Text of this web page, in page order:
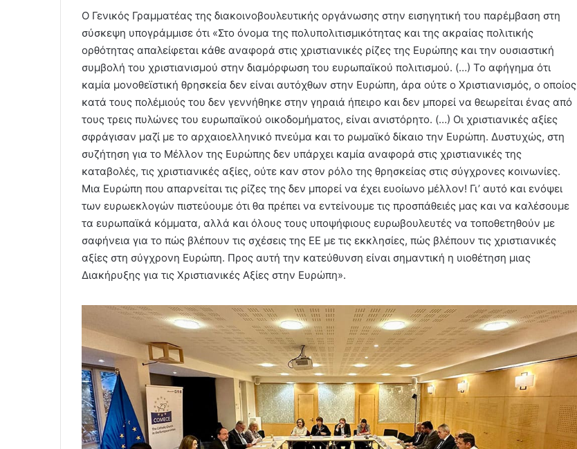
Ο Γενικός Γραμματέας της διακοινοβουλευτικής οργάνωσης στην εισηγητική του παρέμβαση στη
σύσκεψη υπογράμμισε ότι «Στο όνομα της πολυπολιτισμικότητας και της ακραίας πολιτικής
ορθότητας απαλείφεται κάθε αναφορά στις χριστιανικές ρίζες της Ευρώπης και την ουσιαστική
συμβολή του χριστιανισμού στην διαμόρφωση του ευρωπαϊκού πολιτισμού. (…) Το αφήγημα ότι
καμία μονοθεϊστική θρησκεία δεν είναι αυτόχθων στην Ευρώπη, άρα ούτε ο Χριστιανισμός, ο οποίος
κατά τους πολέμιούς του δεν γεννήθηκε στην γηραιά ήπειρο και δεν μπορεί να θεωρείται ένας από
τους τρεις πυλώνες του ευρωπαϊκού οικοδομήματος, είναι ανιστόρητο. (…) Οι χριστιανικές αξίες
σφράγισαν μαζί με το αρχαιοελληνικό πνεύμα και το ρωμαϊκό δίκαιο την Ευρώπη. Δυστυχώς, στη
συζήτηση για το Μέλλον της Ευρώπης δεν υπάρχει καμία αναφορά στις χριστιανικές της
καταβολές, τις χριστιανικές αξίες, ούτε καν στον ρόλο της θρησκείας στις σύγχρονες κοινωνίες.
Μια Ευρώπη που απαρνείται τις ρίζες της δεν μπορεί να έχει ευοίωνο μέλλον! Γι’ αυτό και ενόψει
των ευρωεκλογών πιστεύουμε ότι θα πρέπει να εντείνουμε τις προσπάθειές μας και να καλέσουμε
τα ευρωπαϊκά κόμματα, αλλά και όλους τους υποψήφιους ευρωβουλευτές να τοποθετηθούν με
σαφήνεια για το πώς βλέπουν τις σχέσεις της ΕΕ με τις εκκλησίες, πώς βλέπουν τις χριστιανικές
αξίες στη σύγχρονη Ευρώπη. Προς αυτή την κατεύθυνση είναι σημαντική η υιοθέτηση μιας
Διακήρυξης για τις Χριστιανικές Αξίες στην Ευρώπη».